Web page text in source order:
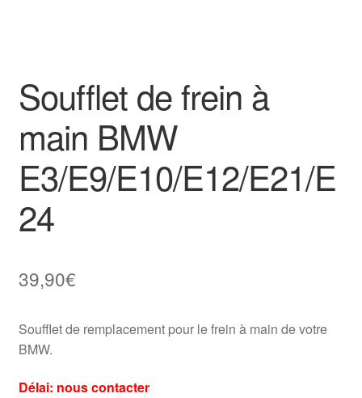
Soufflet de frein à
main BMW
E3/E9/E10/E12/E21/E
24
39,90€
Soufflet de remplacement pour le frein à main de votre
BMW.
Délai: nous contacter